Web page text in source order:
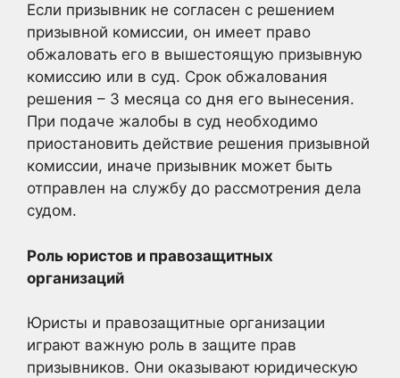
Если призывник не согласен с решением
призывной комиссии, он имеет право
обжаловать его в вышестоящую призывную
комиссию или в суд. Срок обжалования
решения – 3 месяца со дня его вынесения.
При подаче жалобы в суд необходимо
приостановить действие решения призывной
комиссии, иначе призывник может быть
отправлен на службу до рассмотрения дела
судом.
Роль юристов и правозащитных
организаций
Юристы и правозащитные организации
играют важную роль в защите прав
призывников. Они оказывают юридическую